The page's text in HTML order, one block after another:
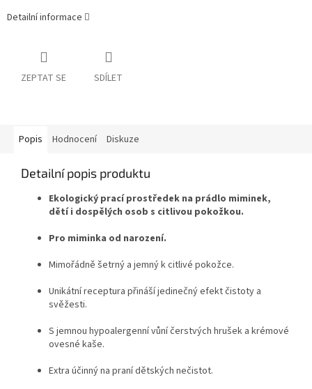
Detailní informace
ZEPTAT SE SDÍLET
Popis Hodnocení Diskuze
Detailní popis produktu
Ekologický prací prostředek na prádlo miminek,
dětí i dospělých osob s citlivou pokožkou.
Pro miminka od narození.
Mimořádně šetrný a jemný k citlivé pokožce.
Unikátní receptura přináší jedinečný efekt čistoty a
svěžesti.
S jemnou hypoalergenní vůní čerstvých hrušek a krémové
ovesné kaše.
Extra účinný na praní dětských nečistot.